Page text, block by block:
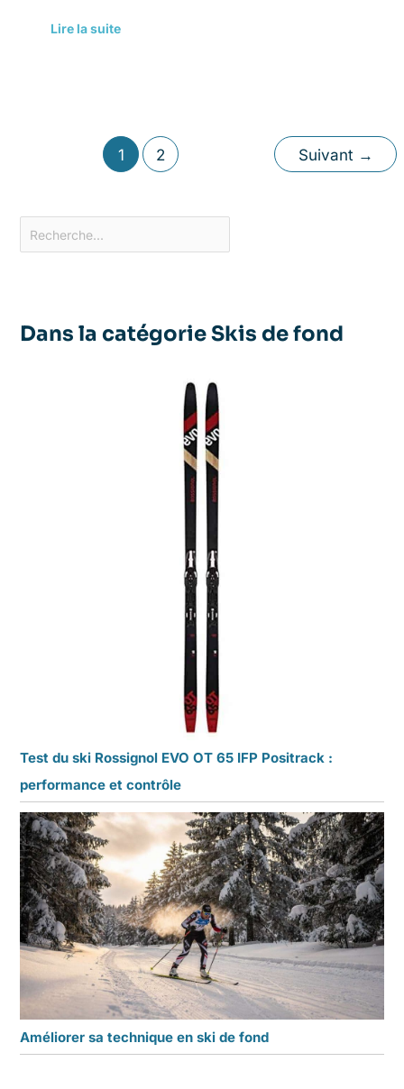
Lire la suite
1 2 Suivant →
Dans la catégorie Skis de fond
Test du ski Rossignol EVO OT 65 IFP Positrack :
performance et contrôle
Améliorer sa technique en ski de fond